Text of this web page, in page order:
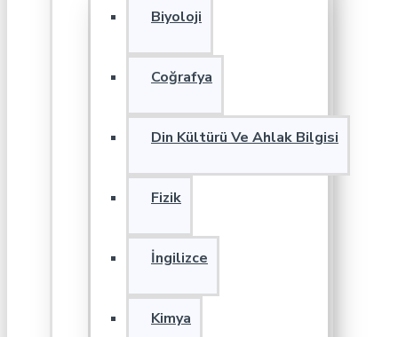
Biyoloji
Coğrafya
Din Kültürü Ve Ahlak Bilgisi
Fizik
İngilizce
Kimya